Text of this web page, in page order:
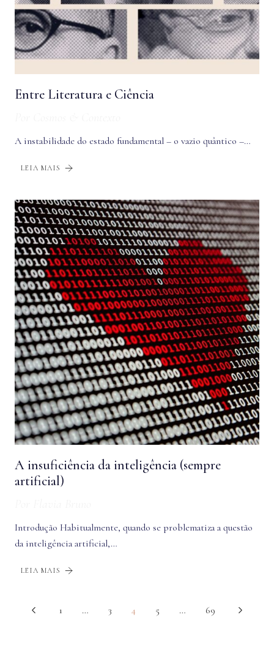
Entre Literatura e Ciência
A instabilidade do estado fundamental – o vazio quântico –…
LEIA MAIS
A insuficiência da inteligência (sempre
artificial)
Introdução Habitualmente, quando se problematiza a questão
da inteligência artificial,…
LEIA MAIS
1 … 3 4 5 … 69